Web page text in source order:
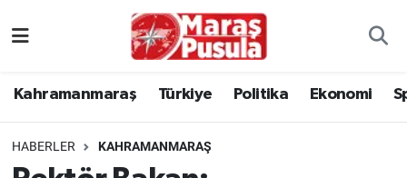
Kahramanmaraş Türkiye Politika Ekonomi
HABERLER KAHRAMANMARAŞ